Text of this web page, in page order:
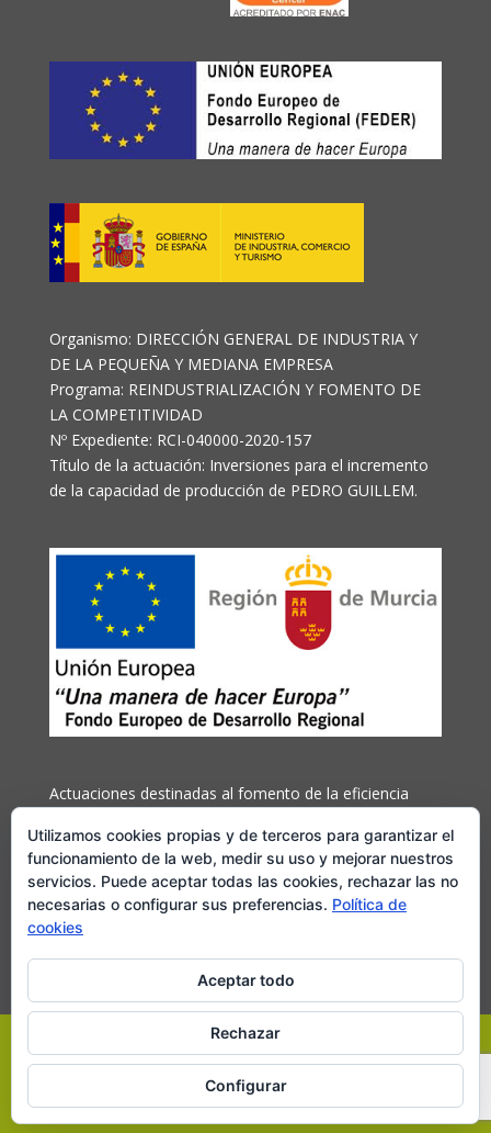
Organismo: DIRECCIÓN GENERAL DE INDUSTRIA Y
DE LA PEQUEÑA Y MEDIANA EMPRESA
Programa: REINDUSTRIALIZACIÓN Y FOMENTO DE
LA COMPETITIVIDAD
Nº Expediente: RCI-040000-2020-157
Título de la actuación: Inversiones para el incremento
de la capacidad de producción de PEDRO GUILLEM.
Actuaciones destinadas al fomento de la eficiencia
cofinanciada por el Fondo Europeo de Desarrollo
Regional (FEDER) y la Región de Murcia
Más información
Pedro Guillen Gomariz conservas de vegetales y Frutas
-Aviso Legal-Política de Privacidad
Utilizamos cookies propias y de terceros para garantizar el
funcionamiento de la web, medir su uso y mejorar nuestros
servicios. Puede aceptar todas las cookies, rechazar las no
necesarias o configurar sus preferencias. Política de
cookies
Aceptar todo
Rechazar
Configurar